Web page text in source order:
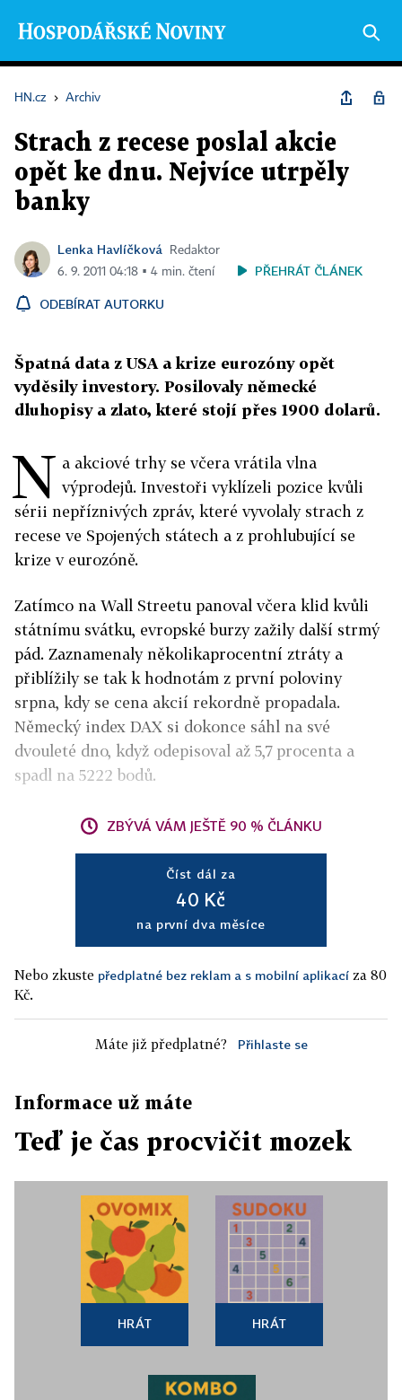
HN.cz › Archiv
Strach z recese poslal akcie
opět ke dnu. Nejvíce utrpěly
banky
Lenka Havlíčková
Redaktor
6. 9. 2011 04:18 ▪ 4 min. čtení
PŘEHRÁT ČLÁNEK
ODEBÍRAT AUTORKU
Špatná data z USA a krize eurozóny opět
vyděsily investory. Posilovaly německé
dluhopisy a zlato, které stojí přes 1900 dolarů.
N a akciové trhy se včera vrátila vlna
výprodejů. Investoři vyklízeli pozice kvůli
sérii nepříznivých zpráv, které vyvolaly strach z
recese ve Spojených státech a z prohlubující se
krize v eurozóně.
Zatímco na Wall Streetu panoval včera klid kvůli
státnímu svátku, evropské burzy zažily další strmý
pád. Zaznamenaly několikaprocentní ztráty a
přiblížily se tak k hodnotám z první poloviny
srpna, kdy se cena akcií rekordně propadala.
Německý index DAX si dokonce sáhl na své
dvouleté dno, když odepisoval až 5,7 procenta a
spadl na 5222 bodů.
ZBÝVÁ VÁM JEŠTĚ 90 % ČLÁNKU
Číst dál za
40 Kč
na první dva měsíce
Nebo zkuste předplatné bez reklam a s mobilní aplikací za 80
Kč.
Máte již předplatné? Přihlaste se
Informace už máte
Teď je čas procvičit mozek
HRÁT HRÁT